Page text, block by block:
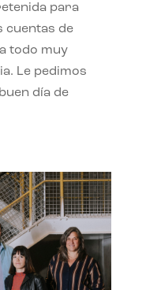
para
cuentas de
todo muy
Le pedimos
día de